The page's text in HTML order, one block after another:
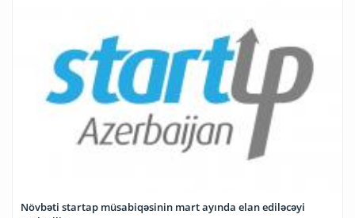
Növbəti startap müsabiqəsinin mart ayında elan ediləcəyi